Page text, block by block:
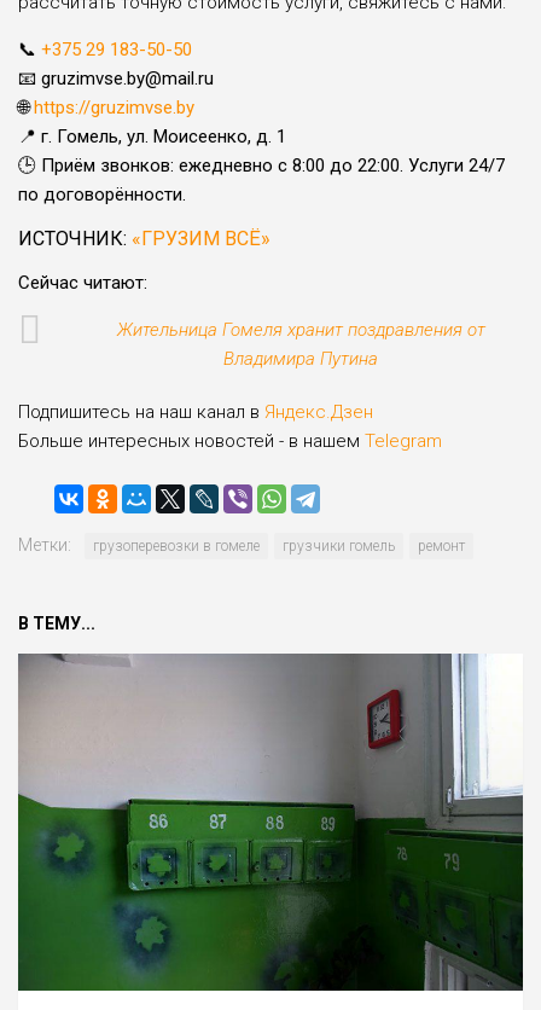
📞 +375 29 183-50-50
📧 gruzimvse.by@mail.ru
🌐https://gruzimvse.by
📍 г. Гомель, ул. Моисеенко, д. 1
🕒 Приём звонков: ежедневно с 8:00 до 22:00. Услуги 24/7
по договорённости.
ИСТОЧНИК: «ГРУЗИМ ВСЁ»
Сейчас читают:
Жительница Гомеля хранит поздравления от
Владимира Путина
Подпишитесь на наш канал в Яндекс.Дзен
Больше интересных новостей - в нашем Telegram
Метки: грузоперевозки в гомеле грузчики гомель ремонт
В ТЕМУ...